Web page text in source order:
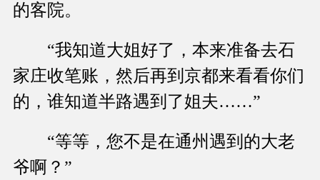
的客院。
“我知道大姐好了，本来准备去石
家庄收笔账，然后再到京都来看看你们
的，谁知道半路遇到了姐夫……”
“等等，您不是在通州遇到的大老
爷啊？”